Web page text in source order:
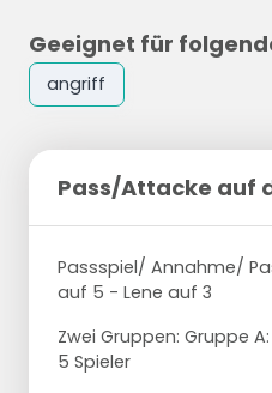
Geeignet für
angriff
Pass/Attacke auf
Passspiel/ Annahme/
auf 5 - Lene auf 3
Zwei Gruppen: Gruppe
5 Spieler